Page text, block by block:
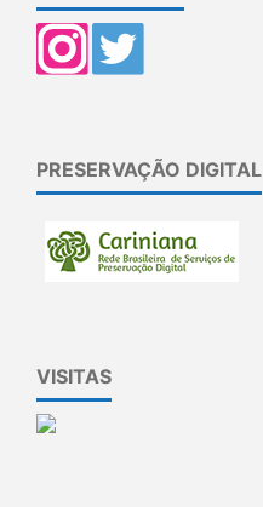
PRESERVAÇÃO DIGITAL
VISITAS